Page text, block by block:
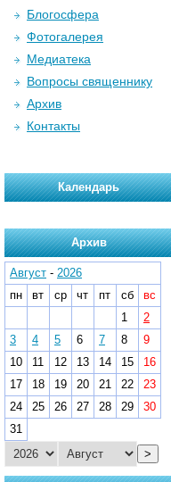
Блогосфера
Фотогалерея
Медиатека
Вопросы священнику
Архив
Контакты
Календарь
Архив
Август - 2026
пн
вт ср чт пт сб
вс
1
2
3
4 5 6 7 8
9
10
11 12 13 14 15
16
17
18 19 20 21 22
23
24
25 26 27 28 29
30
31
>